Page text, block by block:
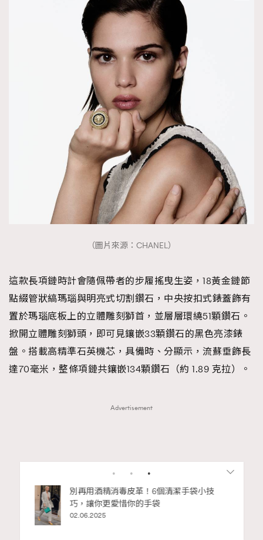
（圖片來源：CHANEL）
這款長項鏈時計會隨佩帶者的步履搖曳生姿，18黃金鏈節
點綴管狀縞瑪瑙與明亮式切割鑽石，中央按扣式錶蓋飾有
置於瑪瑙底板上的立體雕刻獅首，並層層環繞51顆鑽石。
掀開立體雕刻獅頭，即可見鑲嵌33顆鑽石的黑色亮漆錶
盤。搭載高精準石英機芯，具備時、分顯示，流蘇垂飾長
達70毫米，整條項鏈共鑲嵌134顆鑽石（約 1.89 克拉）。
Advertisement